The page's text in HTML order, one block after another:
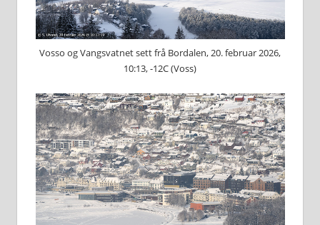
Vosso og Vangsvatnet sett frå Bordalen, 20. februar 2026,
10:13, -12C (Voss)